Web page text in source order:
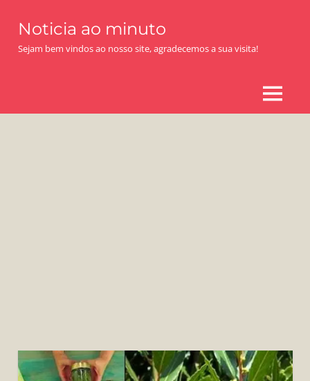
content
Noticia ao minuto
Sejam bem vindos ao nosso site, agradecemos a sua visita!
MENU